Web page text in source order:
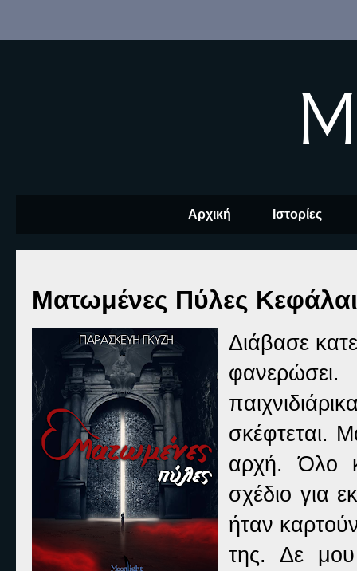
Αρχική Ιστορίες
Ματωμένες Πύλες
Διάβασε
σκέφτεται.
αρχή. Όλο
σχέδιο για
ήταν
της. Δε